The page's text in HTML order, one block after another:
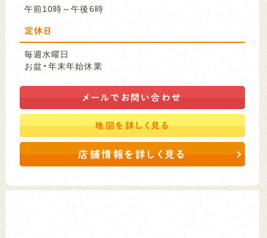
午前10時～午後6時
定休日
毎週水曜日
お盆・年末年始休業
メールで お問い合わせ
地図を詳しく見る
店舗情報を詳しく見る